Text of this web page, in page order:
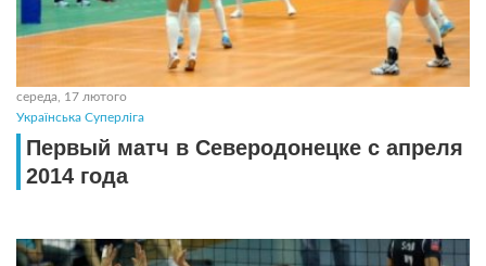
середа, 17 лютого
Українська Суперліга
Первый матч в Северодонецке с апреля
2014 года